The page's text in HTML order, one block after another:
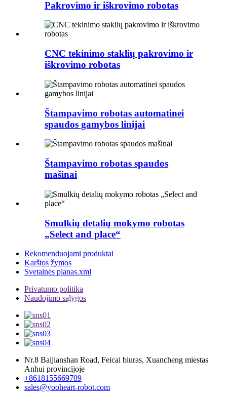
Pakrovimo ir iškrovimo robotas
CNC tekinimo staklių pakrovimo ir
iškrovimo robotas
Štampavimo robotas automatinei
spaudos gamybos linijai
Štampavimo robotas spaudos
mašinai
Smulkių detalių mokymo robotas
„Select and place“
Rekomenduojami produktai
Karštos žymos
Svetainės planas.xml
Privatumo politika
Naudojimo sąlygos
Nr.8 Baijianshan Road, Feicai biuras, Xuancheng miestas
Anhui provincijoje
+8618155669709
sales@yooheart-robot.com